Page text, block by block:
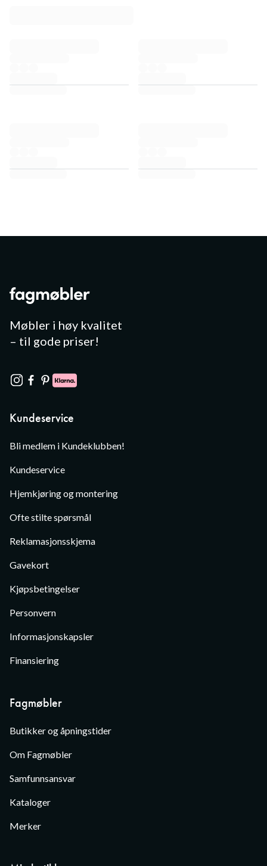
Møbler i høy kvalitet
– til gode priser!
Kundeservice
Bli medlem i Kundeklubben!
Kundeservice
Hjemkjøring og montering
Ofte stilte spørsmål
Reklamasjonsskjema
Gavekort
Kjøpsbetingelser
Personvern
Informasjonskapsler
Finansiering
Fagmøbler
Butikker og åpningstider
Om Fagmøbler
Samfunnsansvar
Kataloger
Merker